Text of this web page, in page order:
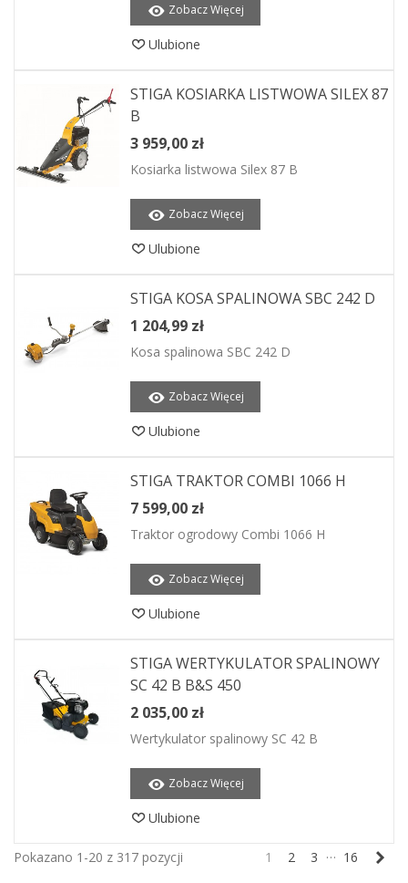
Zobacz Więcej
Ulubione
STIGA KOSIARKA LISTWOWA SILEX 87
B
3 959,00 zł
Kosiarka listwowa Silex 87 B
Zobacz Więcej
Ulubione
STIGA KOSA SPALINOWA SBC 242 D
1 204,99 zł
Kosa spalinowa SBC 242 D
Zobacz Więcej
Ulubione
STIGA TRAKTOR COMBI 1066 H
7 599,00 zł
Traktor ogrodowy Combi 1066 H
Zobacz Więcej
Ulubione
STIGA WERTYKULATOR SPALINOWY
SC 42 B B&S 450
2 035,00 zł
Wertykulator spalinowy SC 42 B
Zobacz Więcej
Ulubione
Pokazano 1-20 z 317 pozycji 1 2 3 … 16